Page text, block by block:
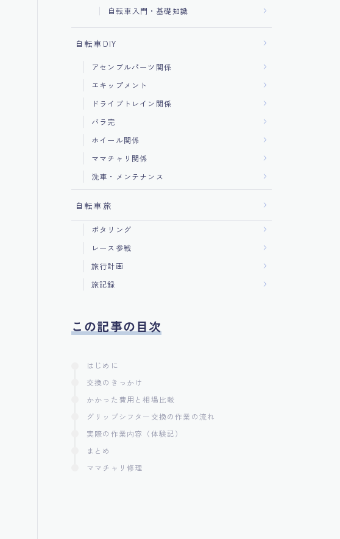
自転車入門・基礎知識
自転車DIY
アセンブルパーツ関係
エキップメント
ドライブトレイン関係
バラ完
ホイール関係
ママチャリ関係
洗車・メンテナンス
自転車旅
ポタリング
レース参戦
旅行計画
旅記録
この記事の目次
はじめに
交換のきっかけ
かかった費用と相場比較
グリップシフター交換の作業の流れ
実際の作業内容（体験記）
まとめ
ママチャリ修理